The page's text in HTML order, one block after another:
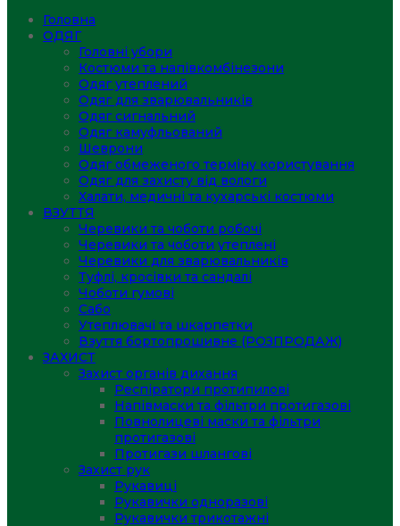
Головна
ОДЯГ
Головні убори
Костюми та напівкомбінезони
Одяг утеплений
Одяг для зварювальників
Одяг сигнальний
Одяг камуфльований
Шеврони
Одяг обмеженого терміну користування
Одяг для захисту від вологи
Халати, медичні та кухарські костюми
ВЗУТТЯ
Черевики та чоботи робочі
Черевики та чоботи утеплені
Черевики для зварювальників
Туфлі, кросівки та сандалі
Чоботи гумові
Сабо
Утеплювачі та шкарпетки
Взуття бортопрошивне (РОЗПРОДАЖ)
ЗАХИСТ
Захист органів дихання
Респіратори протипилові
Напівмаски та фільтри протигазові
Повнолицеві маски та фільтри
протигазові
Протигази шлангові
Захист рук
Рукавиці
Рукавички одноразові
Рукавички трикотажні